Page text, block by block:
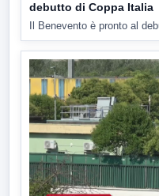
debutto di Coppa Italia
Il Benevento è pronto al